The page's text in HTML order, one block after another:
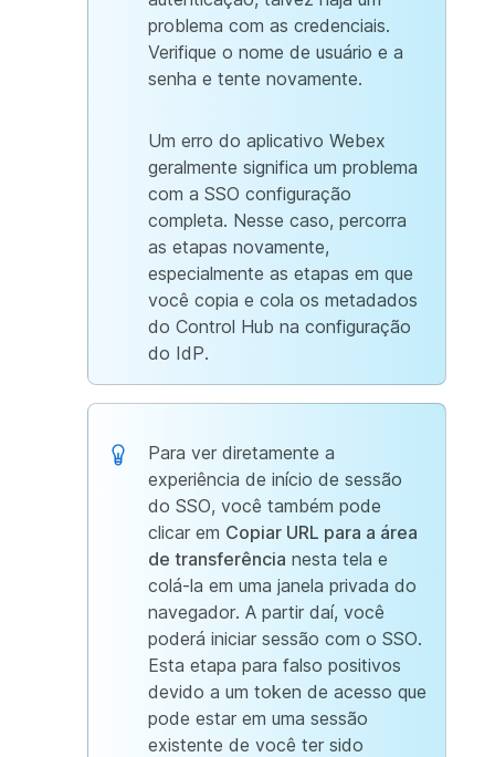
problema com as credenciais.
Verifique o nome de usuário e a
senha e tente novamente.
Um erro do aplicativo Webex
geralmente significa um problema
com a SSO configuração
completa. Nesse caso, percorra
as etapas novamente,
especialmente as etapas em que
você copia e cola os metadados
do Control Hub na configuração
do IdP.
Para ver diretamente a
experiência de início de sessão
do SSO, você também pode
clicar em Copiar URL para a área
de transferência nesta tela e
colá-la em uma janela privada do
navegador. A partir daí, você
poderá iniciar sessão com o SSO.
Esta etapa para falso positivos
devido a um token de acesso que
pode estar em uma sessão
existente de você ter sido